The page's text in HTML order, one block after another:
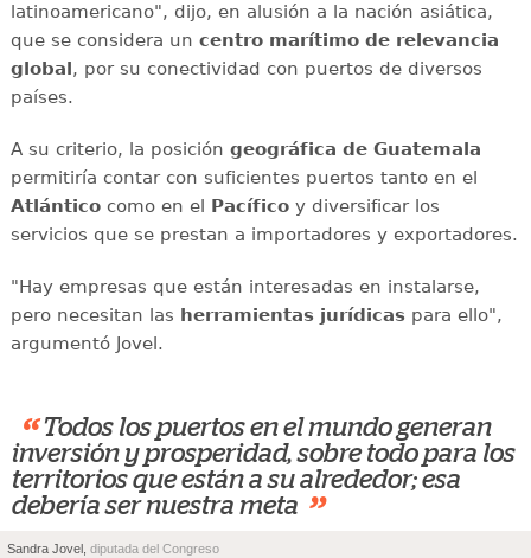
latinoamericano", dijo, en alusión a la nación asiática,
que se considera un centro marítimo de relevancia
global , por su conectividad con puertos de diversos
países.
A su criterio, la posición geográfica de Guatemala
permitiría contar con suficientes puertos tanto en el
Atlánticocomo en el Pacífico y diversificar los
servicios que se prestan a importadores y exportadores.
"Hay empresas que están interesadas en instalarse,
pero necesitan las herramientas jurídicaspara ello",
argumentó Jovel.
“ Todos los puertos en el mundo generan
inversión y prosperidad, sobre todo para los
territorios que están a su alrededor; esa
debería ser nuestra meta ”
Sandra Jovel, diputada del Congreso